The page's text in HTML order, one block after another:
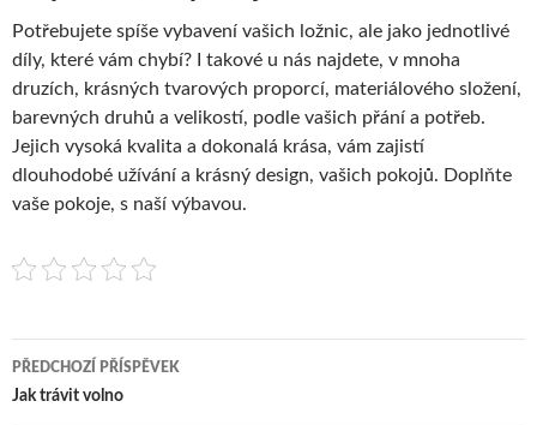
Potřebujete spíše vybavení vašich ložnic, ale jako jednotlivé
díly, které vám chybí? I takové u nás najdete, v mnoha
druzích, krásných tvarových proporcí, materiálového složení,
barevných druhů a velikostí, podle vašich přání a potřeb.
Jejich vysoká kvalita a dokonalá krása, vám zajistí
dlouhodobé užívání a krásný design, vašich pokojů. Doplňte
vaše pokoje, s naší výbavou.
Navigace
pro
PŘEDCHOZÍ PŘÍSPĚVEK
Jak trávit volno